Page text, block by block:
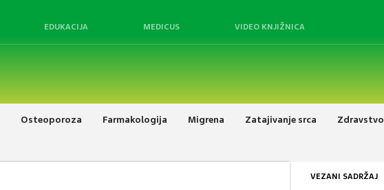
EDUKACIJA MEDICUS VIDEO KNJIŽNICA
Osteoporoza Farmakologija Migrena Zatajivanje srca Zdravstvo
VEZANI SADRŽAJ